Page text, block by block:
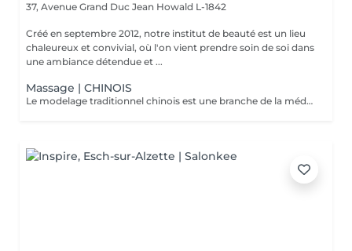
37, Avenue Grand Duc Jean Howald L-1842
Créé en septembre 2012, notre institut de beauté est un lieu
chaleureux et convivial, où l'on vient prendre soin de soi dans
une ambiance détendue et ...
Massage | CHINOIS
Le modelage traditionnel chinois est une branche de la médecine traditionnelle chinoise, inspiré de l'acupuncture. Il est pratiqué en stimulant notamment les points d'acupuncture sur la totalité du corps, il vous procurera une sensation de bien-être en équilibrant les énergies et améliora les douleurs dorsales ainsi que l'évacuation du stress.